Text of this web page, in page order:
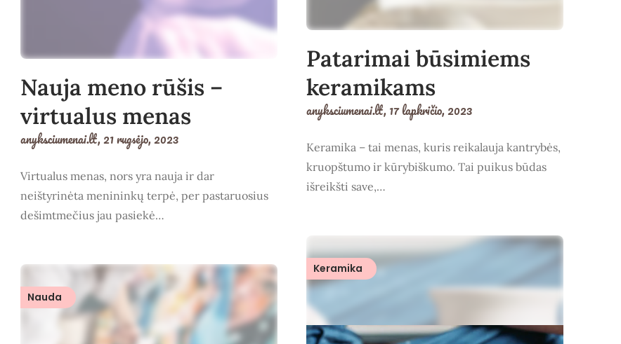
Nauja meno rūšis –
virtualus menas
anyksciumenai.lt,21 rugsėjo, 2023
Virtualus menas, nors yra nauja ir dar
neištyrinėta menininkų terpė, per pastaruosius
dešimtmečius jau pasiekė…
Nauda
Patarimai būsimiems
keramikams
anyksciumenai.lt,17 lapkričio, 2023
Keramika – tai menas, kuris reikalauja kantrybės,
kruopštumo ir kūrybiškumo. Tai puikus būdas
išreikšti save,…
Keramika